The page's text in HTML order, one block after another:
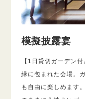
模擬披露宴
【1日貸切ガーデン
緑に包まれた会場。
も自由に楽しめます